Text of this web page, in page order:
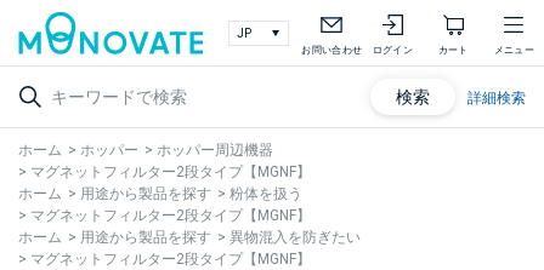
お問い合わせ ログイン カート メニュー
検索 詳細検索
ホーム > ホッパー > ホッパー周辺機器
> マグネットフィルター2段タイプ【MGNF】
ホーム > 用途から製品を探す > 粉体を扱う
> マグネットフィルター2段タイプ【MGNF】
ホーム > 用途から製品を探す > 異物混入を防ぎたい
> マグネットフィルター2段タイプ【MGNF】